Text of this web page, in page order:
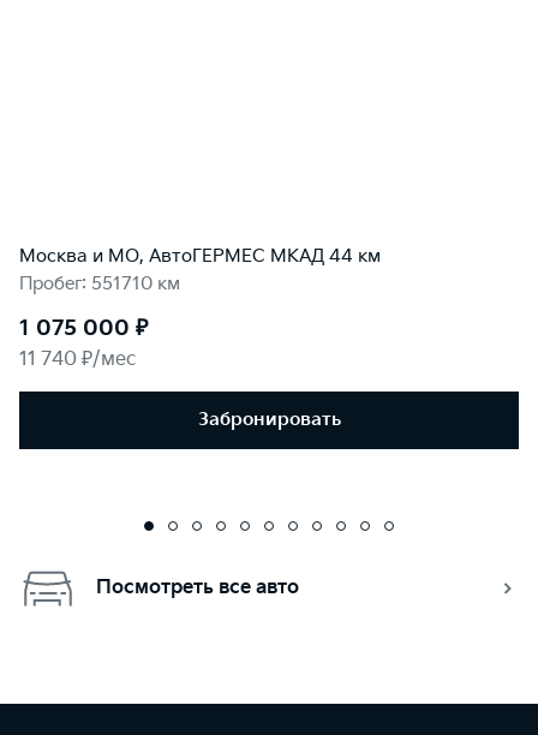
Москва и МО, АвтоГЕРМЕС МКАД 44 км
Пробег: 551710 км
1 075 000 ₽
11 740 ₽/мес
Забронировать
Посмотреть все авто